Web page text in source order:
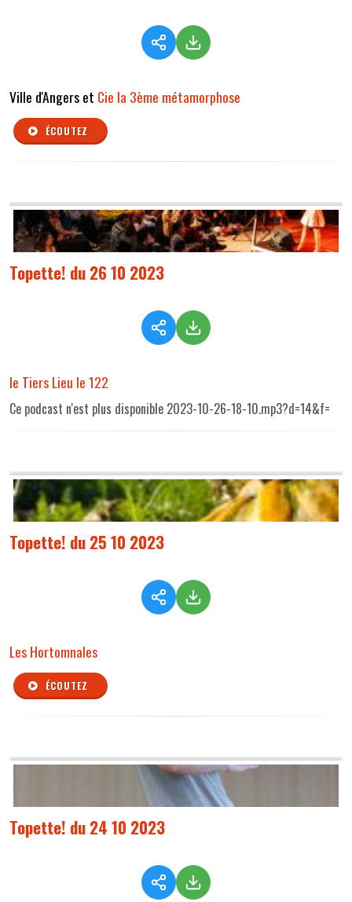
Ville d'Angers et Cie la 3ème métamorphose
ÉCOUTEZ
Topette! du 26 10 2023
le Tiers Lieu le 122
Ce podcast n'est plus disponible 2023-10-26-18-10.mp3?d=14&f=
Topette! du 25 10 2023
Les Hortomnales
ÉCOUTEZ
Topette! du 24 10 2023